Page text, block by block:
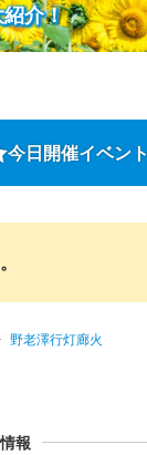
介！
今日開催イベント
野老澤行灯廊火
報